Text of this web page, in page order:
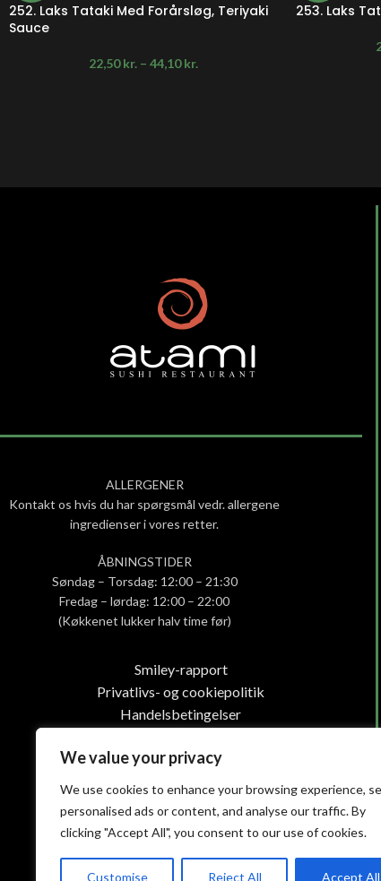
We value your privacy
We use cookies to enhance your browsing experience,
personalised ads or content, and analyse our traffic. By
clicking "Accept All", you consent to our use of cookies.
Customise Reject All Accept All
252. Laks Tataki Med Forårsløg, Teriyaki
Sauce
22,50kr. – 44,10kr.
253. Laks
ALLERGENER
Kontakt os hvis du har spørgsmål vedr. allergene
ingredienser i vores retter.
ÅBNINGSTIDER
Søndag – Torsdag: 12:00 – 21:30
Fredag – lørdag: 12:00 – 22:00
(Køkkenet lukker halv time før)
Smiley-rapport
Privatlivs- og cookiepolitik
Handelsbetingelser